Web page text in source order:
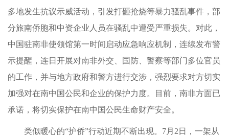
多地发生抗议示威活动，引发打砸抢烧等暴力骚乱事件，部
分旅南侨胞和中资企业人员在骚乱中遭受严重损失。对此，
中国驻南非使领馆第一时间启动应急响应机制，连续发布警
示提醒，连日开展对南非外交、国防、警察等部门多位官员
的工作，并与地方政府和警方进行交涉，强烈要求对方切实
加强对在南中国公民和企业的保护力度。目前，南非方面已
承诺，将切实保护在南中国公民生命财产安全。
类似暖心的“护侨”行动近期不断出现。7月2日，一架从